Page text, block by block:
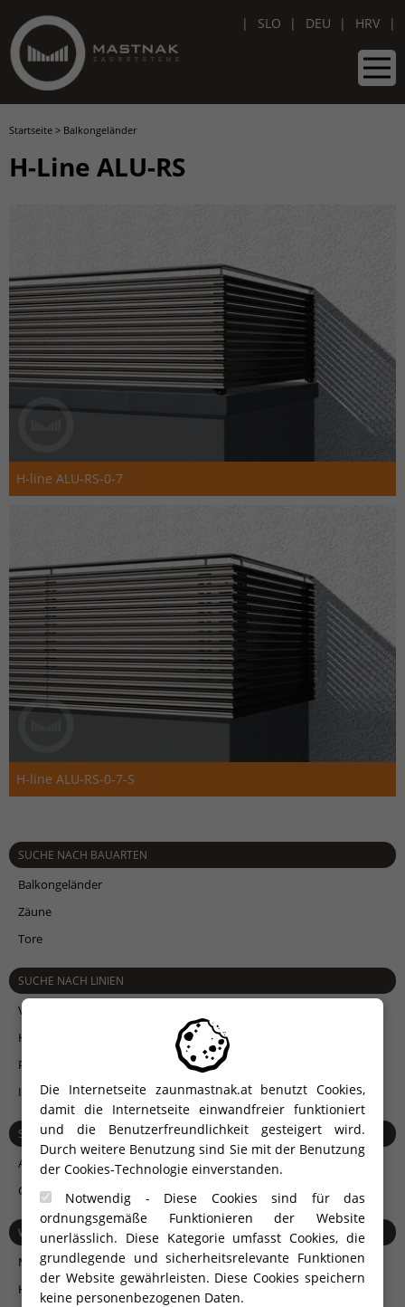
Die Internetseite zaunmastnak.at benutzt Cookies,
damit die Internetseite einwandfreier funktioniert
und die Benutzerfreundlichkeit gesteigert wird.
Durch weitere Benutzung sind Sie mit der Benutzung
der Cookies-Technologie einverstanden.
Notwendig - Diese Cookies sind für das
ordnungsgemäße Funktionieren der Website
unerlässlich. Diese Kategorie umfasst Cookies, die
grundlegende und sicherheitsrelevante Funktionen
der Website gewährleisten. Diese Cookies speichern
keine personenbezogenen Daten.
SLO DEU HRV
SUCHE NACH BAUARTEN
Balkongeländer
Zäune
Tore
SUCHE NACH LINIEN
V-LINE
H-LINE
P-LINE
I-LINE
SUCHE NACH MATERIAL
Aluminium
Glas
WEITERES ZUBEHÖR
Mehrzwecksäule
Hochwertige Torantriebe
Startseite > Balkongeländer
H-Line ALU-RS
H-line ALU-RS-0-7
H-line ALU-RS-0-7-S